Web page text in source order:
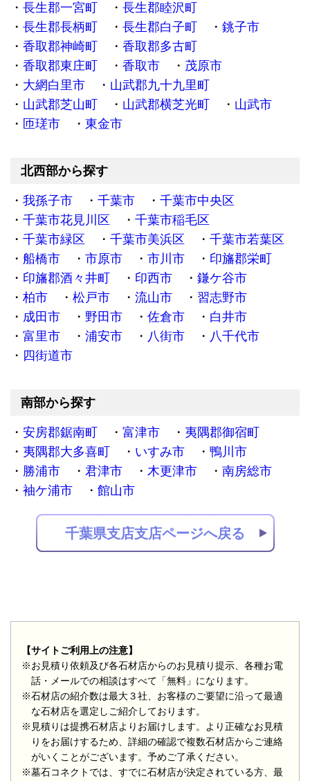
長生郡一宮町
長生郡睦沢町
長生郡長柄町
長生郡白子町
銚子市
香取郡神崎町
香取郡多古町
香取郡東庄町
香取市
茂原市
大網白里市
山武郡九十九里町
山武郡芝山町
山武郡横芝光町
山武市
匝瑳市
東金市
北西部から探す
我孫子市 千葉市
千葉市中央区
千葉市花見川区
千葉市稲毛区
千葉市緑区
千葉市美浜区
千葉市若葉区
船橋市
市原市 市川市
印旛郡栄町
印旛郡酒々井町
印西市
鎌ケ谷市
柏市
松戸市 流山市
習志野市
成田市
野田市 佐倉市
白井市
富里市
浦安市 八街市
八千代市
四街道市
南部から探す
安房郡鋸南町 富津市
夷隅郡御宿町
夷隅郡大多喜町
いすみ市
鴨川市
勝浦市
君津市 木更津市
南房総市
袖ケ浦市
館山市
千葉県支店支店ページへ戻る
【サイトご利用上の注意】
※お見積り依頼及び各石材店からのお見積り提示、各種お電
話・メールでの相談はすべて「無料」になります。
※石材店の紹介数は最大３社、お客様のご要望に沿って最適
な石材店を選定しご紹介しております。
※見積りは提携石材店よりお届けします。より正確なお見積
りをお届けするため、詳細の確認で複数石材店からご連絡
がいくことがございます。予めご了承ください。
※墓石コネクトでは、すでに石材店が決定されている方、最